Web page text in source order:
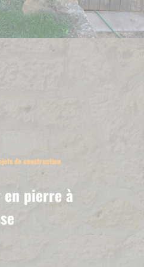
de construction
pierre à